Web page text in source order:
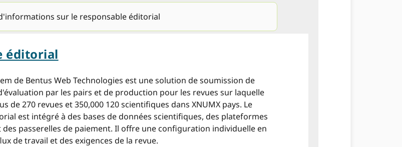
sur le responsable éditorial
éditorial
de Bentus Web Technologies est une solution de soumission de
par les pairs et de production pour les revues sur laquelle
de 270 revues et 350,000 120 scientifiques dans XNUMX pays. Le
est intégré à des bases de données scientifiques, des plateformes
passerelles de paiement. Il offre une configuration individuelle en
de travail et des exigences de la revue.